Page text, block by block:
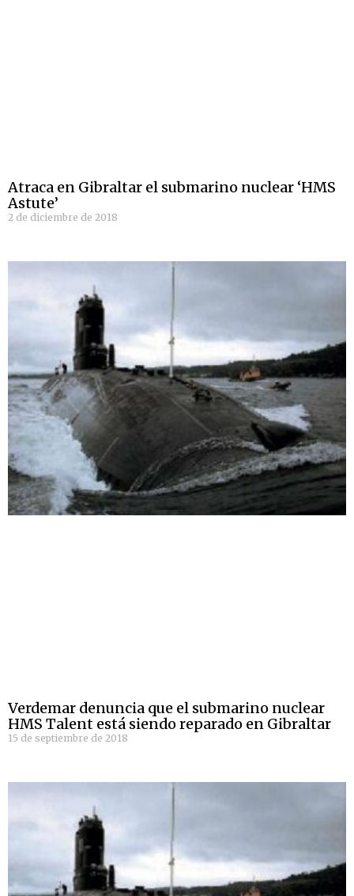
Atraca en Gibraltar el submarino nuclear ‘HMS
Astute’
2 de diciembre de 2018
Verdemar denuncia que el submarino nuclear
HMS Talent está siendo reparado en Gibraltar
15 de septiembre de 2018